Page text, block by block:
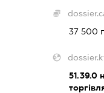
37 500
51.39.0